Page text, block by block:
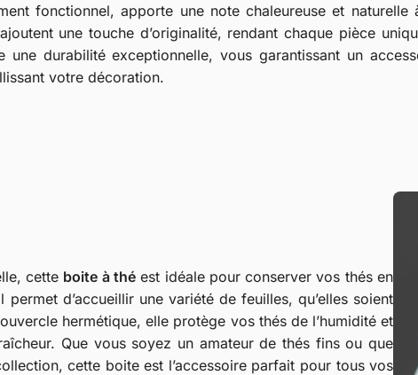
fonctionnel, apporte une note chaleureuse et naturelle
une touche d’originalité, rendant chaque pièce
une durabilité exceptionnelle, vous garantissant un
votre décoration.
cette boite à théest idéale pour conserver vos thés en
d’accueillir une variété de feuilles, qu’elles soient
hermétique, elle protège vos thés de l’humidité et
Que vous soyez un amateur de thés fins ou que
cette boite est l’accessoire parfait pour tous vos